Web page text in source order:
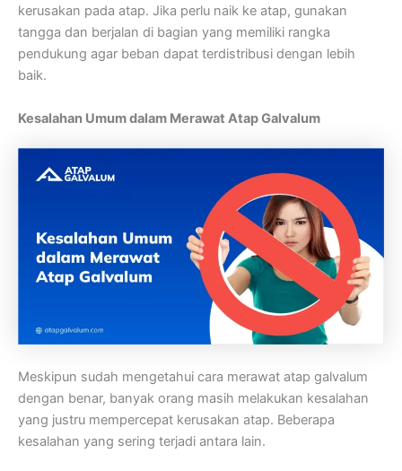
kerusakan pada atap. Jika perlu naik ke atap, gunakan
tangga dan berjalan di bagian yang memiliki rangka
pendukung agar beban dapat terdistribusi dengan lebih
baik.
Kesalahan Umum dalam Merawat Atap Galvalum
Meskipun sudah mengetahui cara merawat atap galvalum
dengan benar, banyak orang masih melakukan kesalahan
yang justru mempercepat kerusakan atap. Beberapa
kesalahan yang sering terjadi antara lain.